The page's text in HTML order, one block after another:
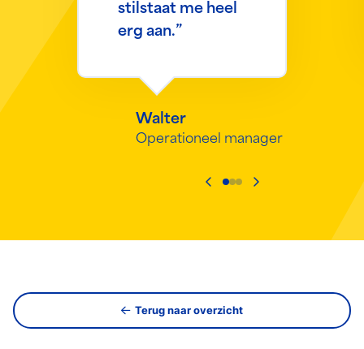
stilstaat me heel
erg aan.”
Walter
Operationeel manager
Ga naar vorige slide
Ga naar
Terug naar overzicht